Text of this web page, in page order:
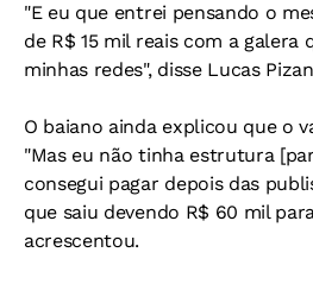
"E eu que entrei pensando o
de R$ 15 mil reais com a galera
minhas redes", disse Lucas
O baiano ainda explicou que o
"Mas eu não tinha estrutura
consegui pagar depois das
que saiu devendo R$ 60 mil
acrescentou.